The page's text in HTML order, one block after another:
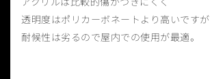
透明度はポリカーボネートより高いですが
耐候性は劣るので屋内での使用が最適。